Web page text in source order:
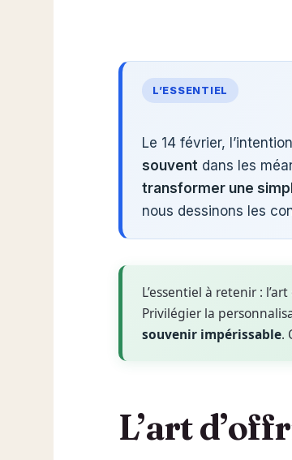
L’ESSENTIEL
Le 14 février,
souvent dans les
transformer une
nous dessinons les
L’essentiel à retenir :
Privilégier la
souvenir impérissable.
L’art